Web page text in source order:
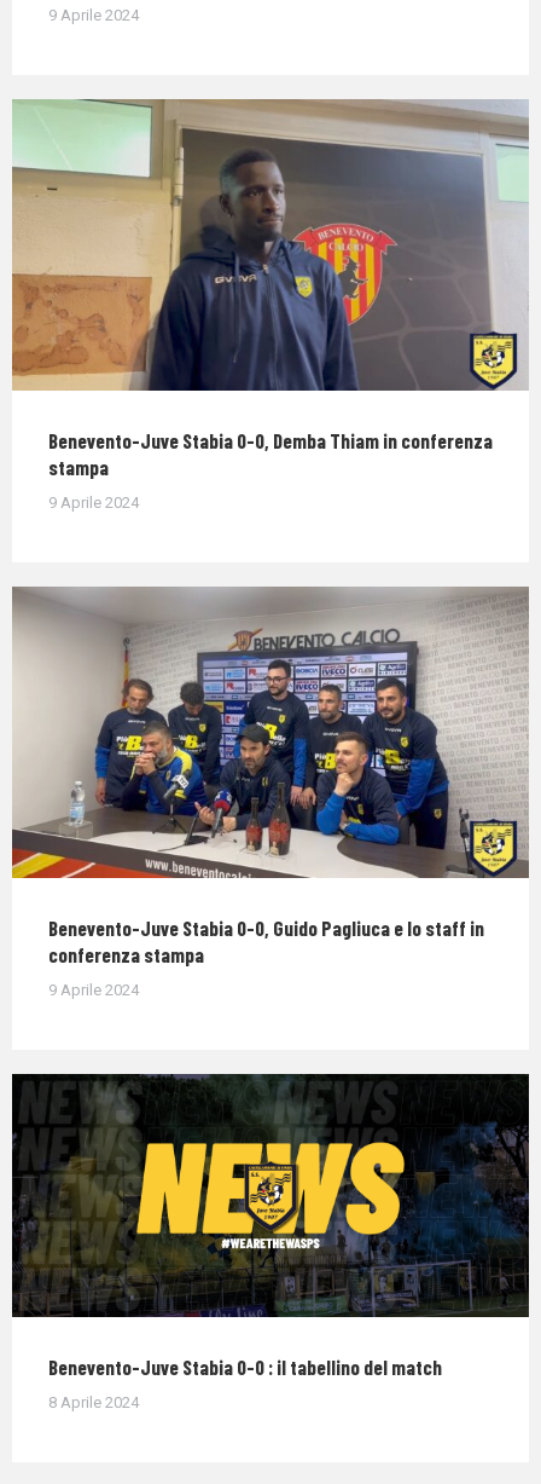
9 Aprile 2024
Benevento-Juve Stabia 0-0, Demba Thiam in conferenza
stampa
9 Aprile 2024
Benevento-Juve Stabia 0-0, Guido Pagliuca e lo staff in
conferenza stampa
9 Aprile 2024
Benevento-Juve Stabia 0-0 : il tabellino del match
8 Aprile 2024